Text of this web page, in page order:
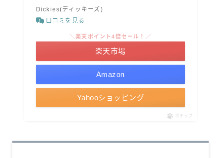
Dickies(ディッキーズ)
口コミを見る
Amazon
＼楽天ポイント4倍セール！／
楽天市場
Yahooショッピング
ポチップ